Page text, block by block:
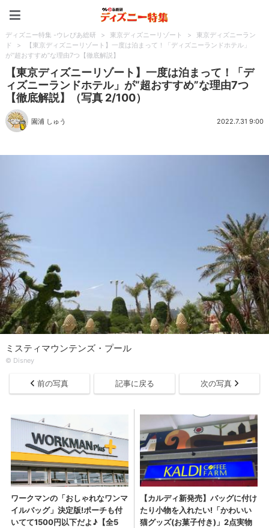
ディズニー特集 -ウレぴあ総研 > 東京ディズニーリゾート >
東京ディズニーラン
ド
>
【東京ディズニーリゾート】一度は泊まって！「ディズニーランドホテル」
が“超おすすめ”な理由7つ【徹底解説】
【東京ディズニーリゾート】一度は泊まって！「デ
ィズニーランドホテル」が“超おすすめ”な理由7つ
【徹底解説】（写真 2/100）
園浦 しゅう 2022.7.31 9:00
ミスティマウンテンズ・プール
© Disney
前の写真 記事に戻る 次の写真